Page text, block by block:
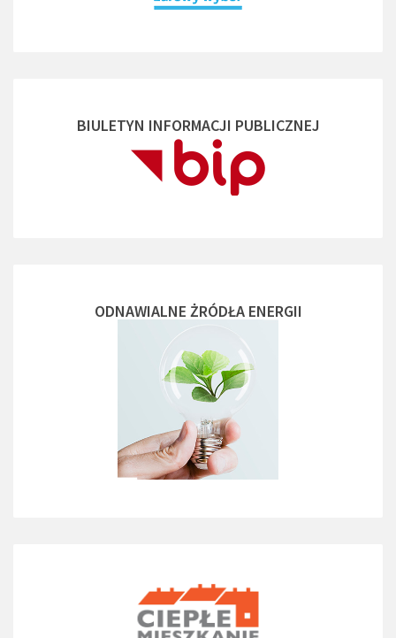
BIULETYN INFORMACJI PUBLICZNEJ
ODNAWIALNE ŻRÓDŁA ENERGII